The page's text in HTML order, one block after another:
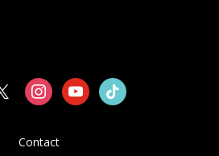
instagramyoutubetiktok
Contact